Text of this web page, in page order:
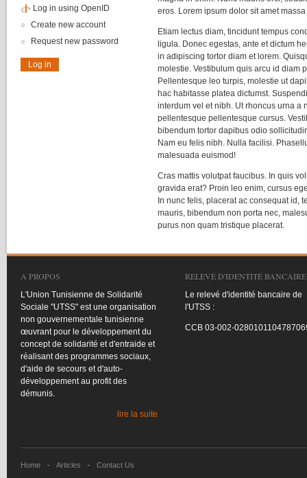
eros. Lorem ipsum dolor sit amet
Etiam lectus diam, tincidunt tempus
ligula. Donec egestas, ante et dictum
in adipiscing tortor diam et lorem.
molestie. Vestibulum quis arcu id diam
Pellentesque leo turpis, molestie ut
hac habitasse platea dictumst.
interdum vel et nibh. Ut rhoncus urna a
pellentesque pellentesque cursus.
bibendum tortor dapibus odio
Nam eu felis nibh. Nulla facilisi.
malesuada euismod!
Cras mattis volutpat faucibus. In quis
gravida erat? Proin leo enim, cursus
In nunc felis, placerat ac consequat id,
mauris, bibendum non porta nec,
purus non quam tristique placerat.
Log in using OpenID
Create new account
Request new password
A PROPOS
L'Union Tunisienne de Solidarité
Sociale "UTSS" est une organisation
non gouvernementale tunisienne
œuvrantpour le développementdu
concept de solidarité etd'entraide et
réalisantdes programmes sociaux,
d'aide de secours etd'auto-
développementau profit des
démunis.
lire la suite
RELEVÉ D'IDENTITÉ BANCAIRE
Le relevé d'identité bancaire de
l'UTSS :
CCB 03-002-
Home Articles Contact Us